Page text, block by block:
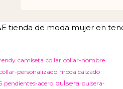
tienda de moda mujer en
camiseta collar collar-nombre
personalizado moda calzado
pendientes-acero pulsera pulsera-